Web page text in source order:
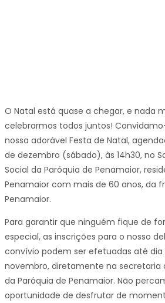
O Natal está quase a chegar, e nada
celebrarmos todos juntos!
nossa adorável Festa de Natal,
de dezembro (sábado), às 14h30, no
Social da Paróquia de Penamaior,
Penamaior com mais de 60 anos, da
Penamaior.
Para garantir que ninguém fique de
especial, as inscrições para o nosso
convívio podem ser efetuadas até dia
novembro, diretamente na secretaria
da Paróquia de Penamaior. Não
oportunidade de desfrutar de